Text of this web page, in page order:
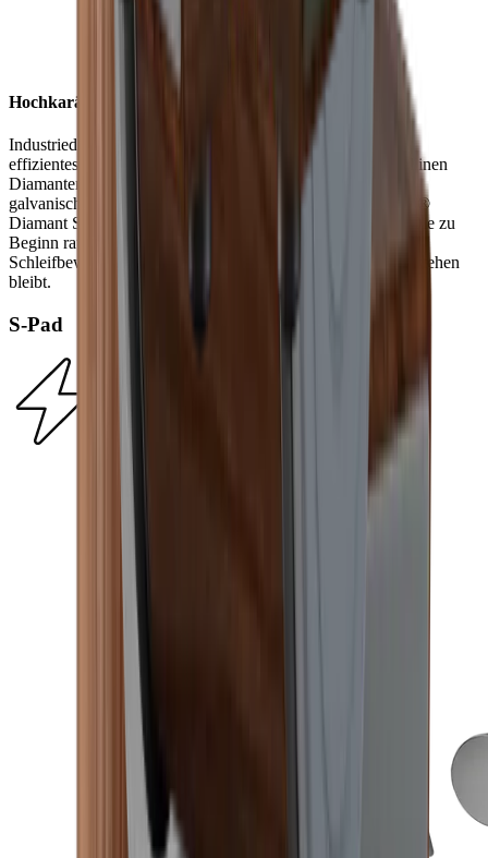
Hochkarätige Effizienz
Industriediamanten gelten als eines der langlebigsten und
effizientesten Schleifmittel auf dem Markt. Die monokristallinen
Diamanten sind härter als jeder Messerstahl. Mittels eines
galvanischen Verfahrens werden die Diamanten des HORL®
Diamant Standard zu ca. 55 % in einem Nickelbett fixiert. Die zu
Beginn raue Oberfläche verfeinert sich nach den ersten
Schleifbewegungen und erreicht den Zustand, der fortan bestehen
bleibt.
S-Pad